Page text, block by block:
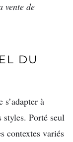
vente de
DU
à
styles. Porté seul
contextes variés